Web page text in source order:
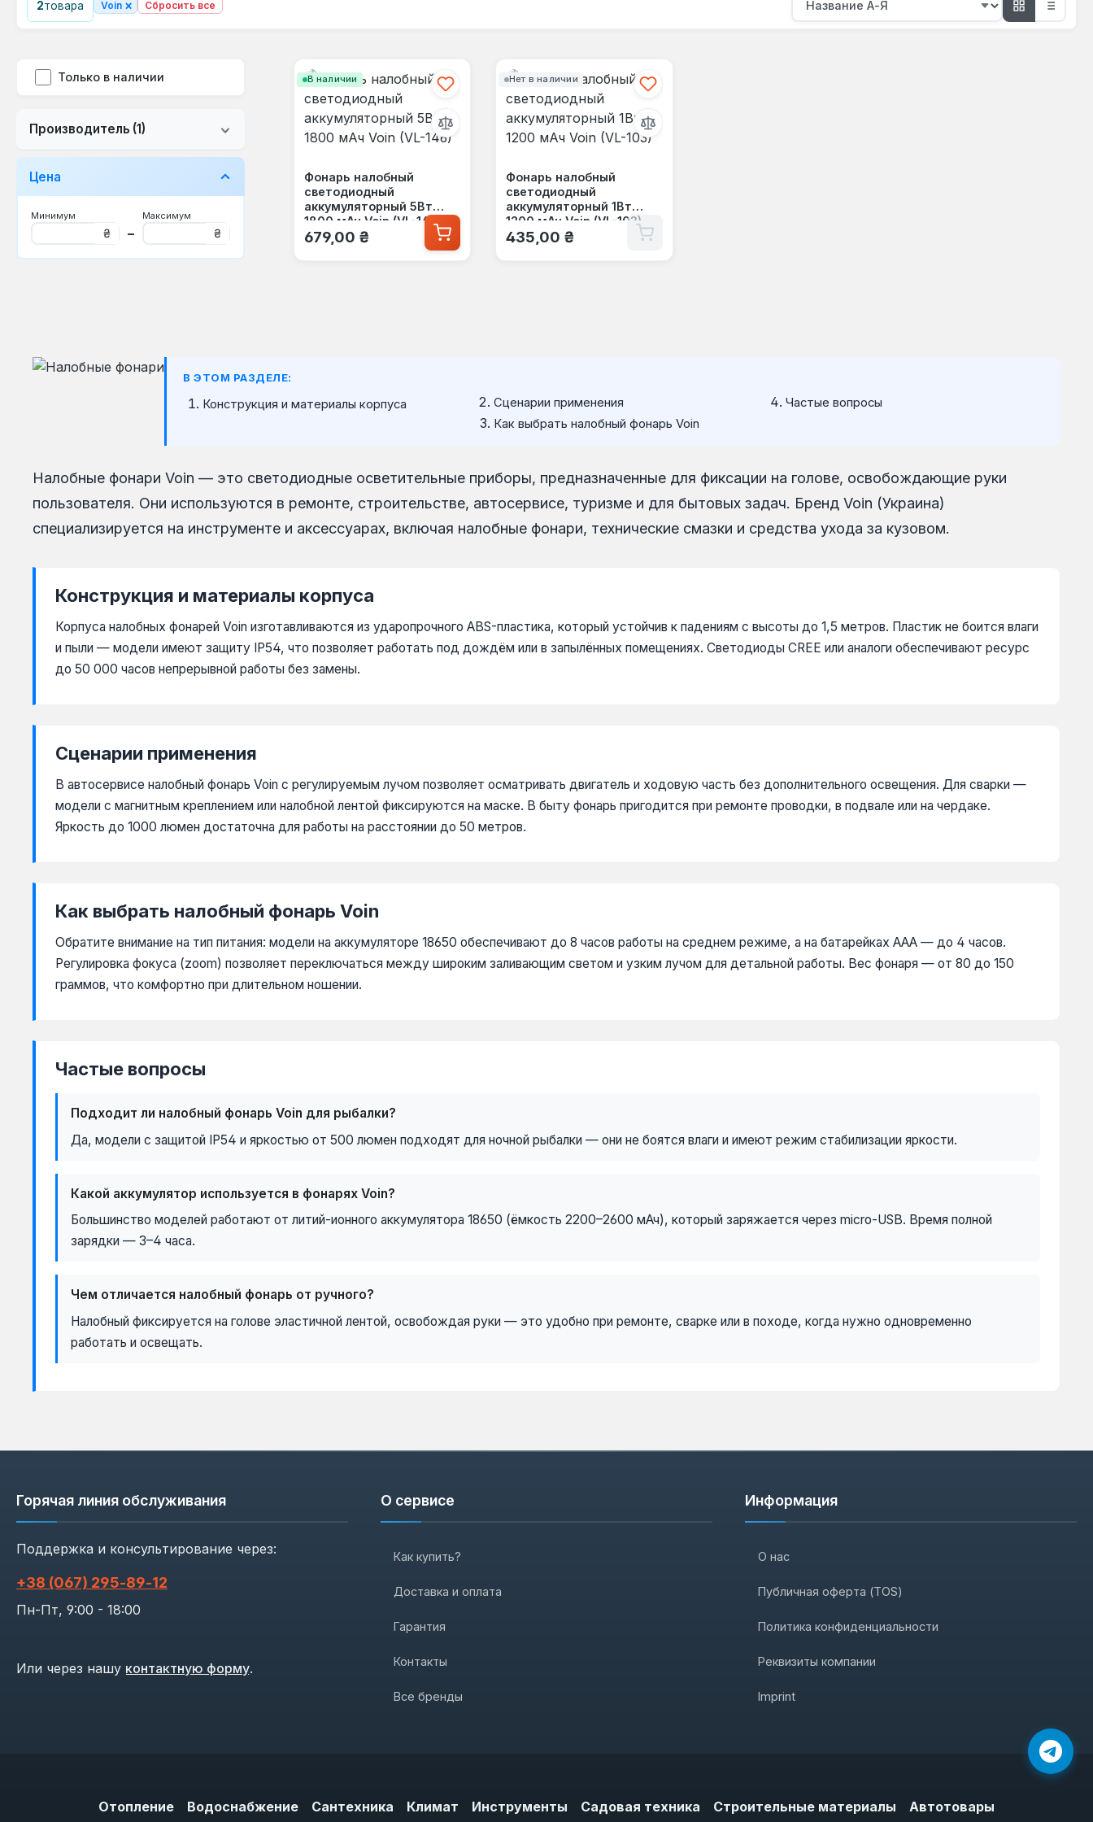
2товара Voin × Сбросить все
Только в наличии
Производитель (1)
Цена
Минимум
₴ –
Максимум
₴
В наличии
Фонарь налобный
светодиодный
аккумуляторный 5Вт
1800 мАч Voin (VL-146)
Обычная цена:
679,00 ₴
Нет в наличии
Фонарь налобный
светодиодный
аккумуляторный 1Вт
1200 мАч Voin (VL-103)
Обычная цена:
435,00 ₴
В ЭТОМ РАЗДЕЛЕ:
Конструкция и материалы корпуса
Сценарии применения
Как выбрать налобный фонарь Voin
Частые вопросы
Налобные фонари Voin — это светодиодные осветительные приборы, предназначенные для фиксации на голове, освобождающие руки
пользователя. Они используются в ремонте, строительстве, автосервисе, туризме и для бытовых задач. Бренд Voin (Украина)
специализируется на инструменте и аксессуарах, включая налобные фонари, технические смазки и средства ухода за кузовом.
Конструкция и материалы корпуса
Корпуса налобных фонарей Voin изготавливаются из ударопрочного ABS-пластика, который устойчив к падениям с высоты до 1,5 метров. Пластик не боится влаги
и пыли — модели имеют защиту IP54, что позволяет работать под дождём или в запылённых помещениях. Светодиоды CREE или аналоги обеспечивают ресурс
до 50 000 часов непрерывной работы без замены.
Сценарии применения
В автосервисе налобный фонарь Voin с регулируемым лучом позволяет осматривать двигатель и ходовую часть без дополнительного освещения. Для сварки —
модели с магнитным креплением или налобной лентой фиксируются на маске. В быту фонарь пригодится при ремонте проводки, в подвале или на чердаке.
Яркость до 1000 люмен достаточна для работы на расстоянии до 50 метров.
Как выбрать налобный фонарь Voin
Обратите внимание на тип питания: модели на аккумуляторе 18650 обеспечивают до 8 часов работы на среднем режиме, а на батарейках AAA — до 4 часов.
Регулировка фокуса (zoom) позволяет переключаться между широким заливающим светом и узким лучом для детальной работы. Вес фонаря — от 80 до 150
граммов, что комфортно при длительном ношении.
Частые вопросы
Подходит ли налобный фонарь Voin для рыбалки?
Да, модели с защитой IP54 и яркостью от 500 люмен подходят для ночной рыбалки — они не боятся влаги и имеют режим стабилизации яркости.
Какой аккумулятор используется в фонарях Voin?
Большинство моделей работают от литий-ионного аккумулятора 18650 (ёмкость 2200–2600 мАч), который заряжается через micro-USB. Время полной
зарядки — 3–4 часа.
Чем отличается налобный фонарь от ручного?
Налобный фиксируется на голове эластичной лентой, освобождая руки — это удобно при ремонте, сварке или в походе, когда нужно одновременно
работать и освещать.
Горячая линия обслуживания
Поддержка и консультирование через:
+38 (067) 295‑89‑12
Пн-Пт, 9:00 - 18:00
Или через нашу контактную форму.
О сервисе
Как купить?
Доставка и оплата
Гарантия
Контакты
Все бренды
Информация
О нас
Публичная оферта (TOS)
Политика конфиденциальности
Реквизиты компании
Imprint
Отопление Водоснабжение Сантехника Климат Инструменты Садовая техника Строительные материалы Автотовары